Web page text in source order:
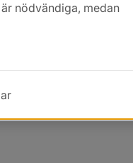
nödvändiga, medan